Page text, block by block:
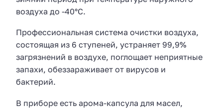
воздуха до -40°С.
Профессиональная система очистки воздуха,
состоящая из 6 ступеней, устраняет 99,9%
загрязнений в воздухе, поглощает неприятные
запахи, обеззараживает от вирусов и
бактерий.
В приборе есть арома-капсула для масел,